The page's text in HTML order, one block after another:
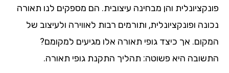
והן מבחינה עיצובית. הם מספקים לנו תאורה
ופונקציונלית, ותורמים רבות לאווירה ולעיצוב של
אך כיצד גופי תאורה אלו מגיעים למקומם?
היא פשוטה: תהליך התקנת גופי תאורה.